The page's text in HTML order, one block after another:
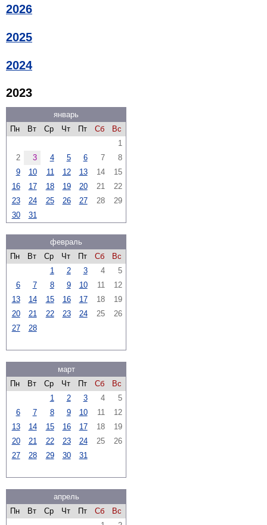
2026
2025
2024
2023
январь
Пн
Вт Ср Чт Пт Сб
Вс
1
2
3 4 5 6 7
8
9
10 11 12 13 14
15
16
17 18 19 20 21
22
23
24 25 26 27 28
29
30
31
февраль
Пн
Вт Ср Чт Пт Сб
Вс
1
2 3 4
5
6
7 8 9 10 11
12
13
14 15 16 17 18
19
20
21 22 23 24 25
26
27
28
март
Пн
Вт Ср Чт Пт Сб
Вс
1
2 3 4
5
6
7 8 9 10 11
12
13
14 15 16 17 18
19
20
21 22 23 24 25
26
27
28 29 30 31
апрель
Пн
Вт Ср Чт Пт Сб
Вс